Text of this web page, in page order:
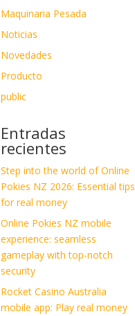
Maquinaria Pesada
Noticias
Novedades
Producto
public
Entradas
recientes
Step into the world of Online
Pokies NZ 2026: Essential tips
for real money
Online Pokies NZ mobile
experience: seamless
gameplay with top-notch
security
Rocket Casino Australia
mobile app: Play real money